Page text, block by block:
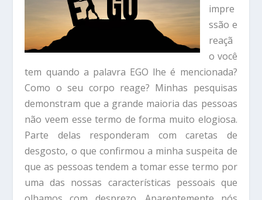
impre
ssão e
reaçã
o você
tem quando a palavra EGO lhe é mencionada?
Como o seu corpo reage? Minhas pesquisas
demonstram que a grande maioria das pessoas
não veem esse termo de forma muito elogiosa.
Parte delas responderam com caretas de
desgosto, o que confirmou a minha suspeita de
que as pessoas tendem a tomar esse termo por
uma das nossas características pessoais que